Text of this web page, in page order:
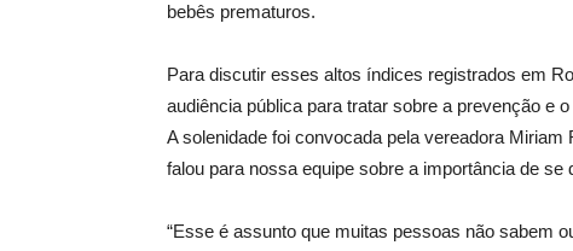
bebês prematuros.
Para discutir esses altos índices registrados em
audiência pública para tratar sobre a prevenção e
A solenidade foi convocada pela vereadora
falou para nossa equipe sobre a importância de
“Esse é assunto que muitas pessoas não sabem